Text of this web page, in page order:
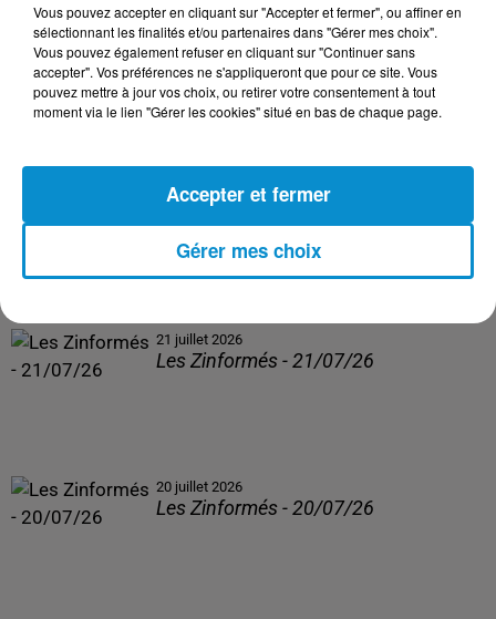
23 juillet 2026
Les Zinformés - 23/07/26
22 juillet 2026
Les Zinformés - 22/07/26
21 juillet 2026
Les Zinformés - 21/07/26
20 juillet 2026
Les Zinformés - 20/07/26
Vous pouvez accepter en cliquant sur "Accepter et fermer", ou affiner en
sélectionnant les finalités et/ou partenaires dans "Gérer mes choix".
Vous pouvez également refuser en cliquant sur "Continuer sans
accepter". Vos préférences ne s'appliqueront que pour ce site. Vous
pouvez mettre à jour vos choix, ou retirer votre consentement à tout
moment via le lien "Gérer les cookies" situé en bas de chaque page.
Gérer mes choix
Accepter et fermer